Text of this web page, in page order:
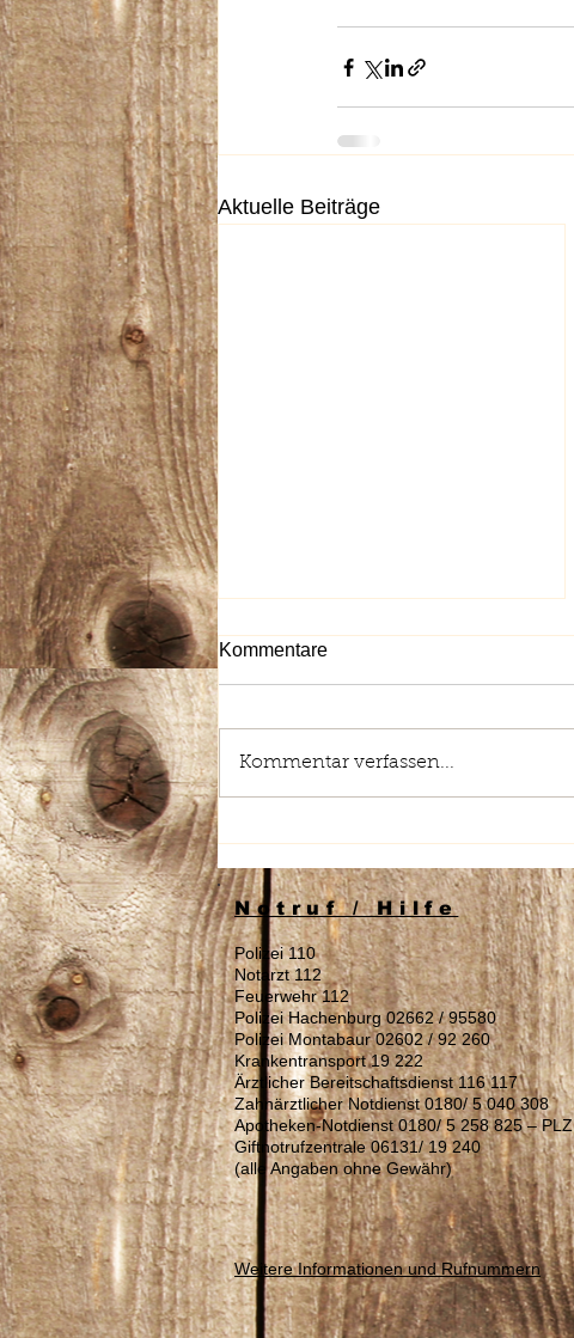
Aktuelle Beiträge
gesucht
Kommentare
Kommentar verfassen...
Notruf / Hilfe
Polizei 110
Notarzt 112
Feuerwehr 112
Polizei Hachenburg 02662 / 95580
Polizei Montabaur 02602 / 92 260
Krankentransport 19 222
Ärztlicher Bereitschaftsdienst 116 117
Zahnärztlicher Notdienst 0180/ 5 040 308
Apotheken-Notdienst 0180/ 5 258 825 – PLZ
Giftnotrufzentrale 06131/ 19 240
(alle Angaben ohne Gewähr)
Weitere Informationen und Rufnummern